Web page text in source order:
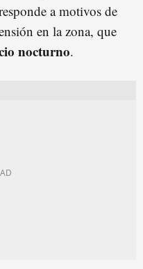
a motivos de
en la zona, que
nocturno.